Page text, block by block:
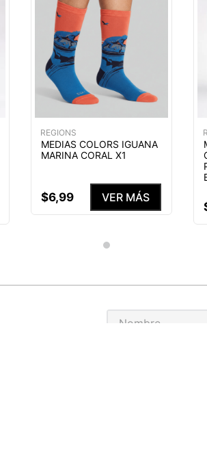
REGIONS
MEDIAS COLORS IGUANA
MARINA CORAL X1
$6,99 VER MÁS